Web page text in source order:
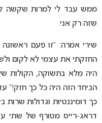
ממש עבד לי למרות שקשה
שזה רק אני.
שירי אמרה: “זו פעם
החזקתי את עצמי לא לקום
היה מלא בתשוקה, הקולות
הביחד הזה היה כל כך חזק!”
כך דומיננטיות וגדולות שרות
דראג-רייס מטורף של שתי